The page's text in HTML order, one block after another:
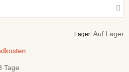
Lager Auf Lager
Tage